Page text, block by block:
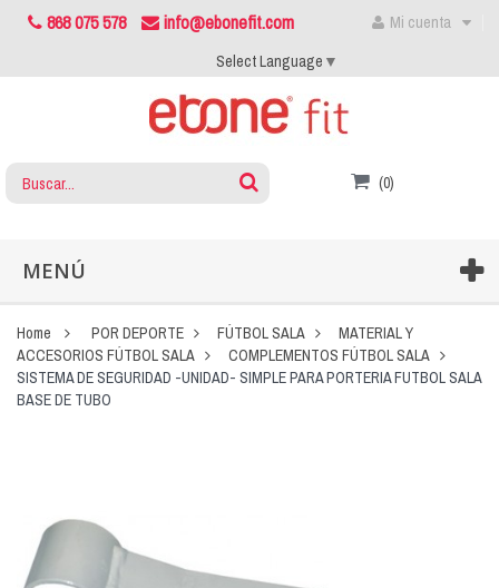
868 075 578 info@ebonefit.com
Mi cuenta
Select Language ▼
(0)
MENÚ
Home POR DEPORTE FÚTBOL SALA
MATERIAL Y
ACCESORIOS FÚTBOL SALA
COMPLEMENTOS FÚTBOL SALA
SISTEMA DE SEGURIDAD -UNIDAD- SIMPLE PARA PORTERIA FUTBOL SALA
BASE DE TUBO